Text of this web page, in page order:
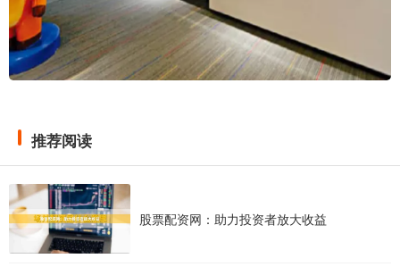
推荐阅读
股票配资网：助力投资者放大收益